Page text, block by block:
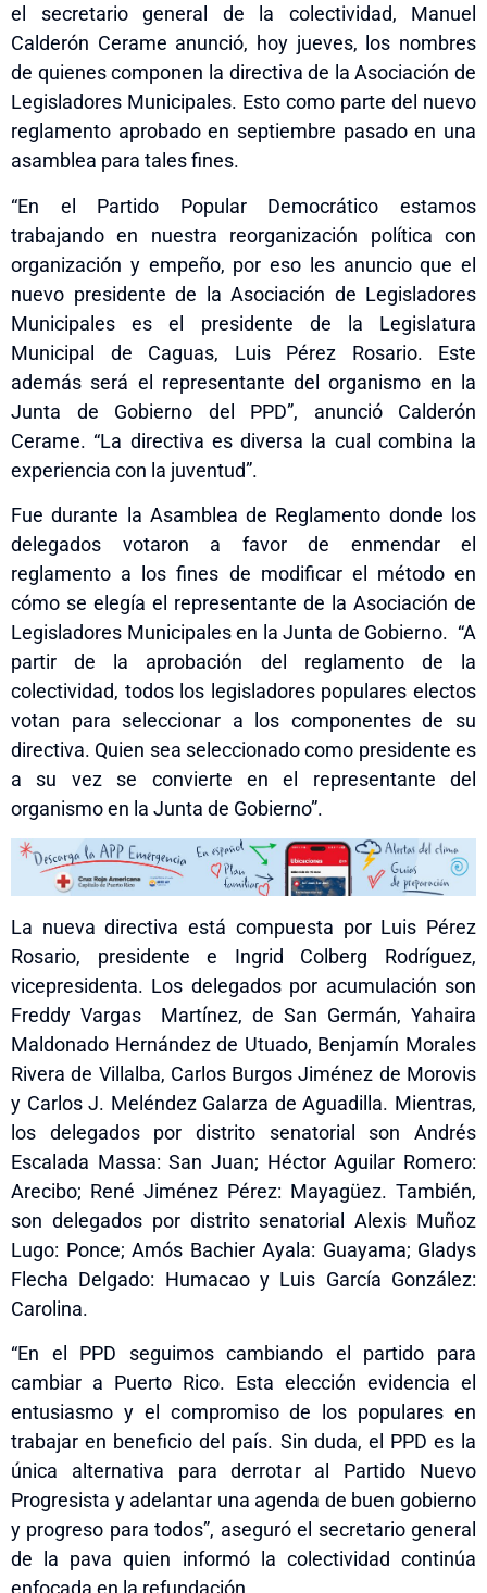
el secretario general de la colectividad, Manuel
Calderón Cerame anunció, hoy jueves, los nombres
de quienes componen la directiva de la Asociación de
Legisladores Municipales. Esto como parte del nuevo
reglamento aprobado en septiembre pasado en una
asamblea para tales fines.
“En el Partido Popular Democrático estamos
trabajando en nuestra reorganización política con
organización y empeño, por eso les anuncio que el
nuevo presidente de la Asociación de Legisladores
Municipales es el presidente de la Legislatura
Municipal de Caguas, Luis Pérez Rosario. Este
además será el representante del organismo en la
Junta de Gobierno del PPD”, anunció Calderón
Cerame. “La directiva es diversa la cual combina la
experiencia con la juventud”.
Fue durante la Asamblea de Reglamento donde los
delegados votaron a favor de enmendar el
reglamento a los fines de modificar el método en
cómo se elegía el representante de la Asociación de
Legisladores Municipales en la Junta de Gobierno. “A
partir de la aprobación del reglamento de la
colectividad, todos los legisladores populares electos
votan para seleccionar a los componentes de su
directiva. Quien sea seleccionado como presidente es
a su vez se convierte en el representante del
organismo en la Junta de Gobierno”.
La nueva directiva está compuesta por Luis Pérez
Rosario, presidente e Ingrid Colberg Rodríguez,
vicepresidenta. Los delegados por acumulación son
Freddy Vargas Martínez, de San Germán, Yahaira
Maldonado Hernández de Utuado, Benjamín Morales
Rivera de Villalba, Carlos Burgos Jiménez de Morovis
y Carlos J. Meléndez Galarza de Aguadilla. Mientras,
los delegados por distrito senatorial son Andrés
Escalada Massa: San Juan; Héctor Aguilar Romero:
Arecibo; René Jiménez Pérez: Mayagüez. También,
son delegados por distrito senatorial Alexis Muñoz
Lugo: Ponce; Amós Bachier Ayala: Guayama; Gladys
Flecha Delgado: Humacao y Luis García González:
Carolina.
“En el PPD seguimos cambiando el partido para
cambiar a Puerto Rico. Esta elección evidencia el
entusiasmo y el compromiso de los populares en
trabajar en beneficio del país. Sin duda, el PPD es la
única alternativa para derrotar al Partido Nuevo
Progresista y adelantar una agenda de buen gobierno
y progreso para todos”, aseguró el secretario general
de la pava quien informó la colectividad continúa
enfocada en la refundación.